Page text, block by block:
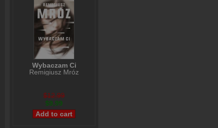
Wybaczam Ci
Remigiusz Mróz
$12,99
$9,99